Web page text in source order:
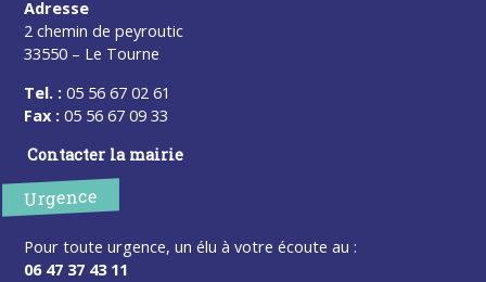
Adresse
2 chemin de peyroutic
33550 – Le Tourne
Tel. : 05 56 67 02 61
Fax : 05 56 67 09 33
Contacter la mairie
Urgence
Pour toute urgence, un élu à votre écoute au :
06 47 37 43 11